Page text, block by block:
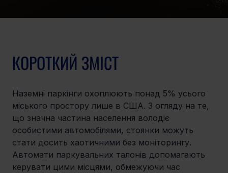
КОРОТКИЙ ЗМІСТ
Наземні паркінги охоплюють понад 5% усього
міського простору лише в США. З огляду на те,
що значна частина населення володіє
особистими автомобілями, стоянки можуть
стати досить хаотичними без моніторингу.
Автомати паркувальних талонів допомагають
керувати цими місцями, обмежуючи час